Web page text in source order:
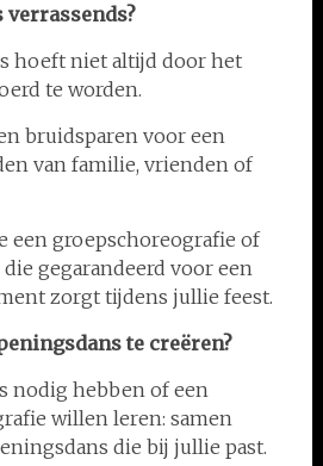
verrassends?
hoeft niet altijd door het
te worden.
bruidsparen voor een
van familie, vrienden of
een groepschoreografie of
gegarandeerd voor een
zorgt tijdens jullie feest.
te creëren?
nodig hebben of een
willen leren: samen
die bij jullie past.